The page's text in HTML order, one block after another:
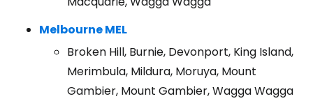
Melbourne MEL
Broken Hill, Burnie, Devonport, King Island,
Merimbula, Mildura, Moruya, Mount
Gambier, Mount Gambier, Wagga Wagga